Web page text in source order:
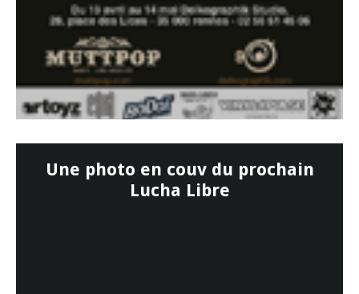
Une photo en couv du prochain
Lucha Libre